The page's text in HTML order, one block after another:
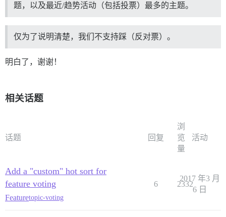
题，以及最近/趋势活动（包括投票）最多的主题。
仅为了说明清楚，我们不支持踩（反对票）。
明白了，谢谢！
相关话题
话题 回复
浏
览
量
活动
Add a "custom" hot sort for
feature voting
Featuretopic-voting
6 2332
2017 年3 月
6 日